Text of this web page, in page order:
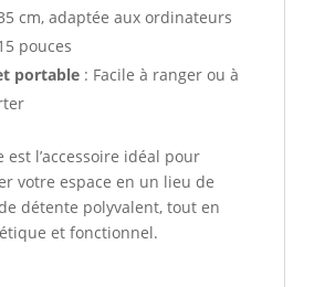
cm, adaptée aux ordinateurs
pouces
portable: Facile à ranger ou à
est l’accessoire idéal pour
votre espace en un lieu de
détente polyvalent, tout en
et fonctionnel.